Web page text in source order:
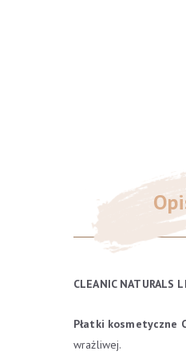
CLEANIC
Płatki kosmetyczne
wrażliwej.